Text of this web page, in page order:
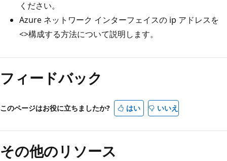
ください。
Azure ネットワーク インターフェイスの ip アドレスを
<>構成する方法について説明します。
フィードバック
このページはお役に立ちましたか? はい いいえ
その他のリソース